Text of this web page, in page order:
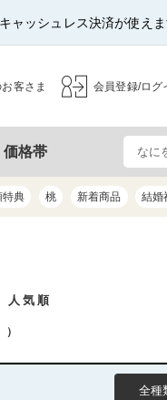
ャッシュレス決済が使え
客さま 会員登録/ログ
価格帯
特典 桃 新着商品 結婚
人気順
）
全種